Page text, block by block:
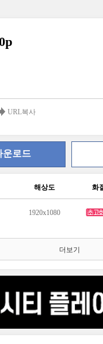
URL복사
운로드
해상도 화
1920x1080
더보기